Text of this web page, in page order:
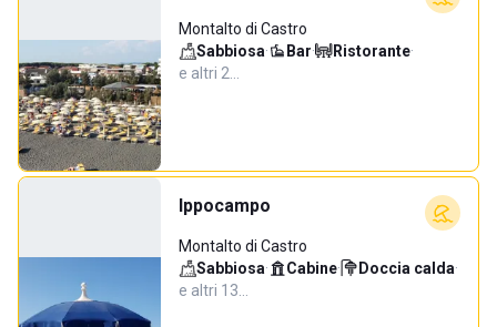
Montalto di Castro
Sabbiosa· Bar· Ristorante·
e altri 2…
Ippocampo
Montalto di Castro
Sabbiosa· Cabine· Doccia calda·
e altri 13…